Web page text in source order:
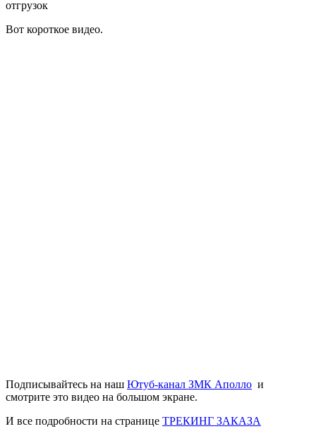
отгрузок
Вот короткое видео.
Подписывайтесь на наш Ютуб-канал ЗМК Аполло и
смотрите это видео на большом экране.
И все подробности на странице ТРЕКИНГ ЗАКАЗА